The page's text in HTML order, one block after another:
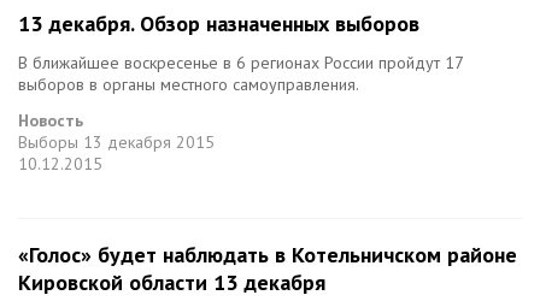
13 декабря. Обзор назначенных выборов
В ближайшее воскресенье в 6 регионах России пройдут 17
выборов в органы местного самоуправления.
Новость
Выборы 13 декабря 2015
10.12.2015
«Голос» будет наблюдать в Котельничском районе
Кировской области 13 декабря